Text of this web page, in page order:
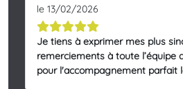
le 13/02/2026
Je tiens à exprimer mes plus
remerciements à toute l’équipe
pour l'accompagnement parfait